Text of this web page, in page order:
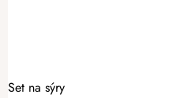
Set na sýry